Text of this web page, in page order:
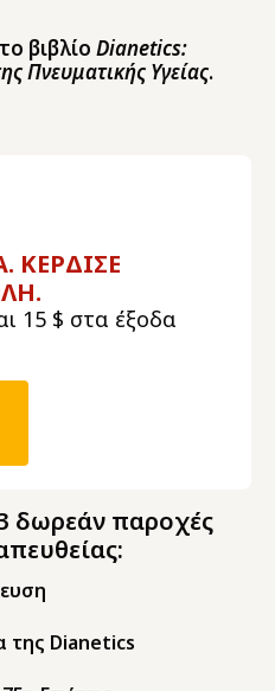
βιβλίο Dianetics:
Πνευματικής Υγείας.
ΚΕΡΔΙΣΕ
15 $ στα έξοδα
δωρεάν παροχές
της Dianetics